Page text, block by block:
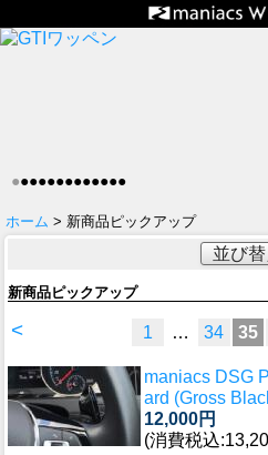
●●●●●●●●●●●●●
ホーム > 新商品ピックアップ
並び替
新商品ピックアップ
< 1 … 34 35
maniacs DSG
ard (Gross
12,000円
(消費税込